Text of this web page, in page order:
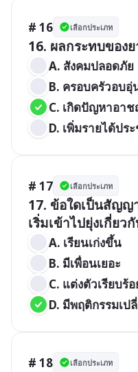
# 16 เลือกประเภท
16. ผลกระทบของ
A. สังคมปลอดภัย
B. ครอบครัวอบอุ่
C. เกิดปัญหาอา
D. เพิ่มรายได้ปร
# 17 เลือกประเภท
17. ข้อใดเป็นสัญญ
เริ่มเข้าไปยุ่งเกี่ยว
A. เรียนเก่งขึ้น
B. มีเพื่อนเยอะ
C. แต่งตัวเรียบร้
D. มีพฤติกรรมเป
# 18 เลือกประเภท